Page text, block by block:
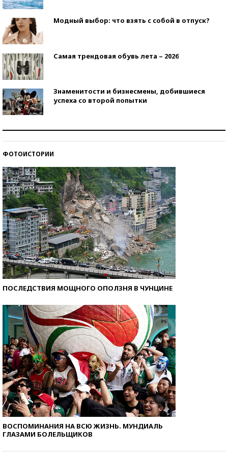
Модный выбор: что взять с собой в отпуск?
Самая трендовая обувь лета – 2026
Знаменитости и бизнесмены, добившиеся
успеха со второй попытки
ФОТОИСТОРИИ
ПОСЛЕДСТВИЯ МОЩНОГО ОПОЛЗНЯ В ЧУНЦИНЕ
ВОСПОМИНАНИЯ НА ВСЮ ЖИЗНЬ. МУНДИАЛЬ
ГЛАЗАМИ БОЛЕЛЬЩИКОВ